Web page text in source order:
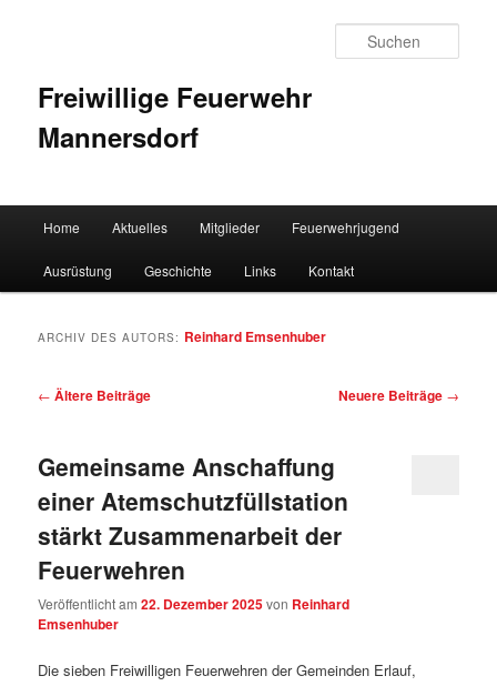
Freiwillige Feuerwehr
Mannersdorf
Zum Inhalt wechseln
Zum sekundären Inhalt wechseln
Home Aktuelles Mitglieder Feuerwehrjugend
Ausrüstung Geschichte Links Kontakt
ARCHIV DES AUTORS: Reinhard Emsenhuber
Artikelnavigation
← Ältere Beiträge Neuere Beiträge →
Gemeinsame Anschaffung
einer Atemschutzfüllstation
stärkt Zusammenarbeit der
Feuerwehren
Veröffentlicht am22. Dezember 2025von Reinhard
Emsenhuber
Die sieben Freiwilligen Feuerwehren der Gemeinden Erlauf,